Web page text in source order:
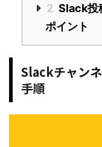
2 Slack投
ポイント
Slackチャン
手順